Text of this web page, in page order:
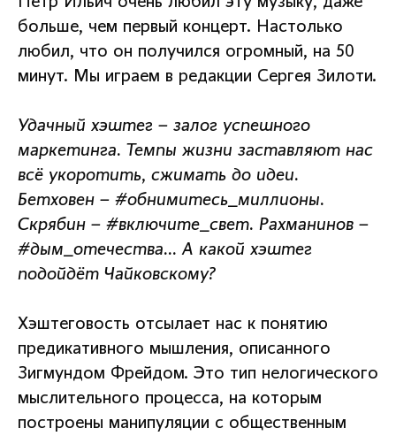
больше, чем первый концерт. Настолько
любил, что он получился огромный, на 50
минут. Мы играем в редакции Сергея Зилоти.
Удачный хэштег – залог успешного
маркетинга. Темпы жизни заставляют нас
всё укоротить, сжимать до идеи.
Бетховен – #обнимитесь_миллионы.
Скрябин – #включите_свет. Рахманинов –
#дым_отечества… А какой хэштег
подойдёт Чайковскому?
Хэштеговость отсылает нас к понятию
предикативного мышления, описанного
Зигмундом Фрейдом. Это тип нелогического
мыслительного процесса, на которым
построены манипуляции с общественным